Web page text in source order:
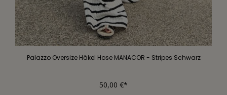
Palazzo Oversize Häkel Hose MANACOR - Stripes Schwarz
50,00 €*